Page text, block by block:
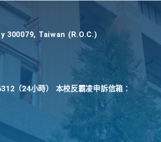
Taiwan (R.O.C.)
（24小時） 本校反霸凌申訴信箱：